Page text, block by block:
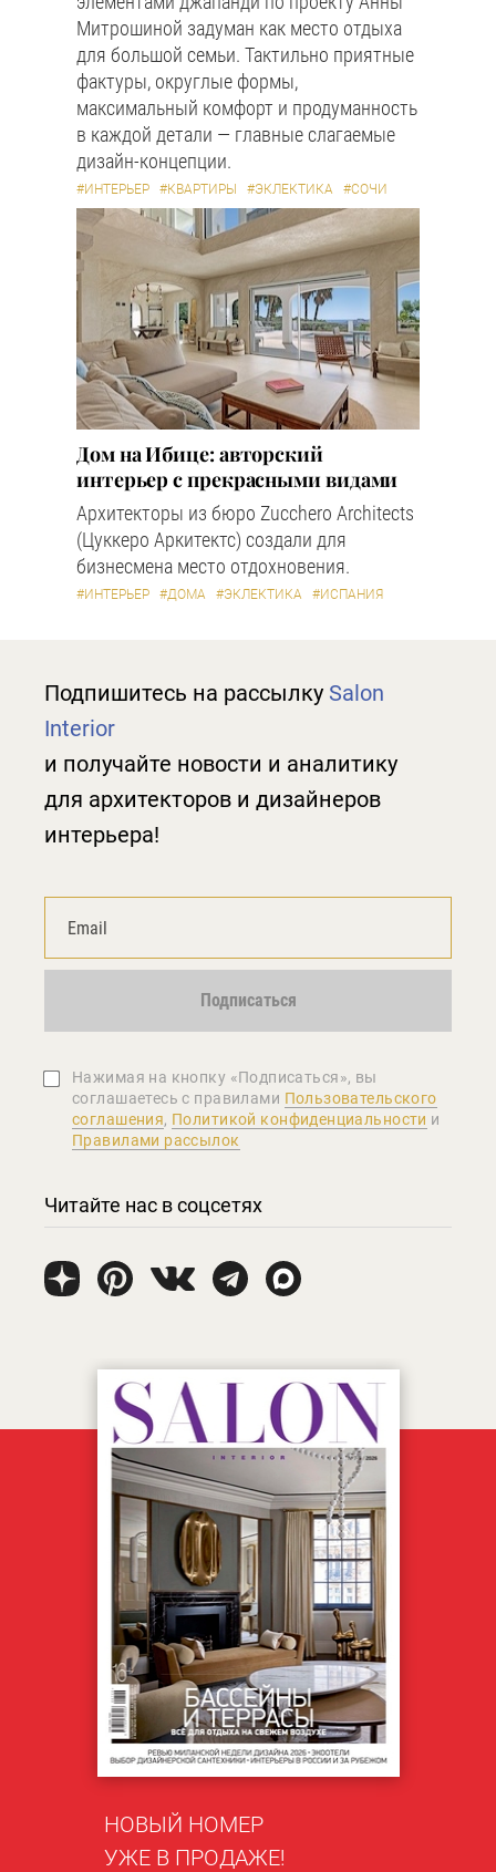
Митрошиной задуман как место отдыха
для большой семьи. Тактильно приятные
фактуры, округлые формы,
максимальный комфорт и продуманность
в каждой детали — главные слагаемые
дизайн-концепции.
#ИНТЕРЬЕР #КВАРТИРЫ #ЭКЛЕКТИКА #СОЧИ
Дом на Ибице: авторский
интерьер с прекрасными видами
Архитекторы из бюро Zucchero Architects
(Цуккеро Аркитектс) создали для
бизнесмена место отдохновения.
#ИНТЕРЬЕР #ДОМА #ЭКЛЕКТИКА #ИСПАНИЯ
Подпишитесь на рассылку Salon
Interior
и получайте новости и аналитику
для архитекторов и дизайнеров
интерьера!
Подписаться
Нажимая на кнопку «Подписаться», вы
соглашаетеcь с правилами Пользовательского
соглашения, Политикой конфиденциальности и
Правилами рассылок
Читайте нас в соцсетях
НОВЫЙ НОМЕР
УЖЕ В ПРОДАЖЕ!